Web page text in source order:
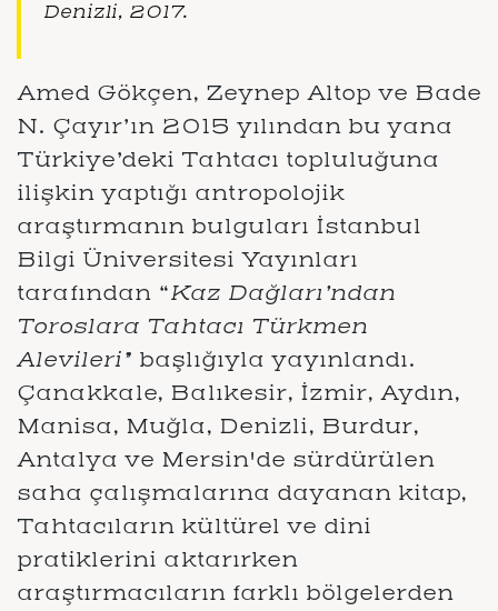
Denizli, 2017.
Amed Gökçen, Zeynep Altop ve Bade
N. Çayır’ın 2015 yılından bu yana
Türkiye’deki Tahtacı topluluğuna
ilişkin yaptığı antropolojik
araştırmanın bulguları İstanbul
Bilgi Üniversitesi Yayınları
tarafından “Kaz Dağları’ndan
Toroslara Tahtacı Türkmen
Alevileri” başlığıyla yayınlandı.
Çanakkale, Balıkesir, İzmir, Aydın,
Manisa, Muğla, Denizli, Burdur,
Antalya ve Mersin'de sürdürülen
saha çalışmalarına dayanan kitap,
Tahtacıların kültürel ve dini
pratiklerini aktarırken
araştırmacıların farklı bölgelerden